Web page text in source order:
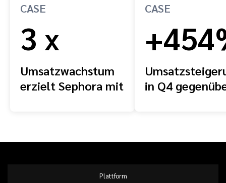
CASE
3 x
Umsatzwachstum
erzielt Sephora mit
CASE
in Q4
Plattform